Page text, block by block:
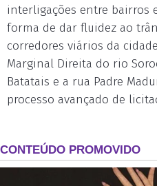
interligações entre bairros
forma de dar fluidez ao
corredores viários da
Marginal Direita do rio
Batatais e a rua Padre
processo avançado de